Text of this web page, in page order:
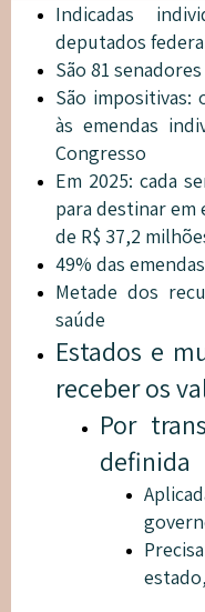
Indicadas
deputados
São 81
São impositivas:
às emendas
Congresso
Em 2025: cada
para destinar em
de R$ 37,2
49% das
Metade dos
saúde
Estados e
receber os
Por
definida